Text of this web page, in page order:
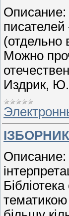
Описание:
Можно
Издрик, Ю.
Описание:
тематикою